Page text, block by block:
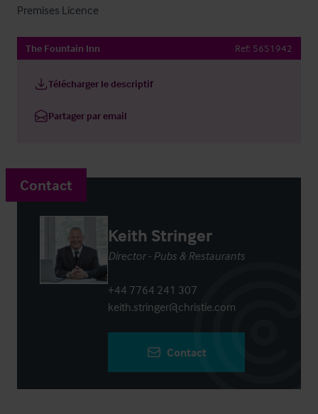
Premises Licence
The Fountain Inn Ref: 5651942
Télécharger le descriptif
Partager par email
Contact
Keith Stringer
Director - Pubs & Restaurants
+44 7764 241 307
keith.stringer@christie.com
Contact